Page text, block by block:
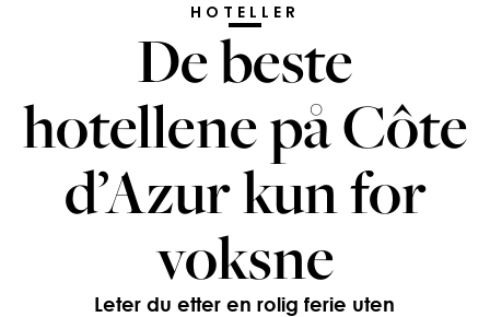
HOTELLER
De beste
hotellene på Côte
d’Azur kun for
voksne
Leter du etter en rolig ferie uten